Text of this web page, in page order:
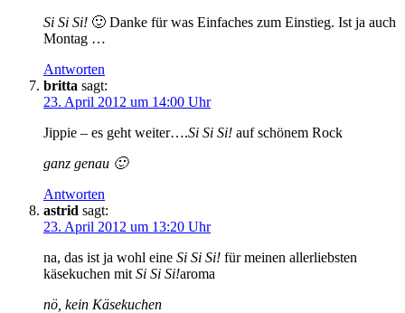
Si Si Si! 🙂 Danke für was Einfaches zum Einstieg. Ist ja auch
Montag …
Antworten
britta sagt:
23. April 2012 um 14:00 Uhr
Jippie – es geht weiter….Si Si Si! auf schönem Rock
ganz genau 🙂
Antworten
astrid sagt:
23. April 2012 um 13:20 Uhr
na, das ist ja wohl eine Si Si Si! für meinen allerliebsten
käsekuchen mit Si Si Si!aroma
nö, kein Käsekuchen